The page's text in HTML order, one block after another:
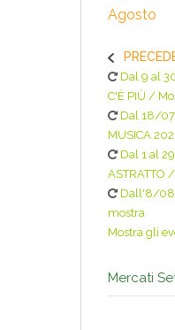
Agosto
Dal 9 al
C'È PIÙ /
Dal 18/
MUSICA
Dal 1 al
ASTRATTO
Dall'8/08
mostra
Mostra gli
Mercati